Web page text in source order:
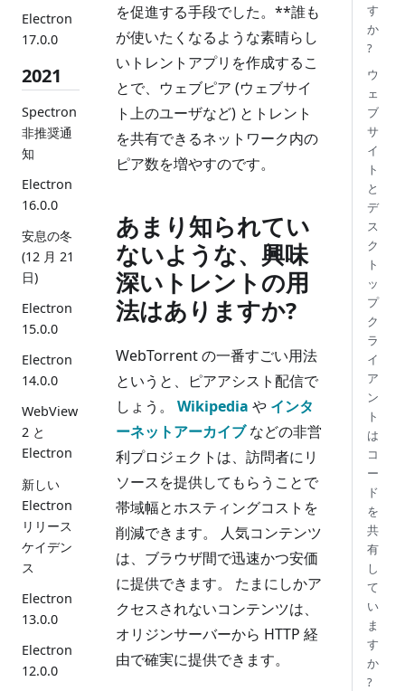
Electron
17.0.0
2021
Spectron
非推奨通
知
Electron
16.0.0
安息の冬
(12 月 21
日)
Electron
15.0.0
Electron
14.0.0
WebView
2 と
Electron
新しい
Electron
リリース
ケイデン
ス
Electron
13.0.0
Electron
12.0.0
を促進する手段でした。**誰も
が使いたくなるような素晴らし
いトレントアプリを作成するこ
とで、ウェブピア (ウェブサイ
ト上のユーザなど) とトレント
を共有できるネットワーク内の
ピア数を増やすのです。
あまり知られてい
ないような、興味
深いトレントの用
法はありますか?
WebTorrent の一番すごい用法
というと、ピアアシスト配信で
しょう。 Wikipedia や インタ
ーネットアーカイブなどの非営
利プロジェクトは、訪問者にリ
ソースを提供してもらうことで
帯域幅とホスティングコストを
削減できます。 人気コンテンツ
は、ブラウザ間で迅速かつ安価
に提供できます。 たまにしかア
クセスされないコンテンツは、
オリジンサーバーから HTTP 経
由で確実に提供できます。
す
か
?
ウ
ェ
ブ
サ
イ
ト
と
デ
ス
ク
ト
ッ
プ
ク
ラ
イ
ア
ン
ト
は
コ
ー
ド
を
共
有
し
て
い
ま
す
か
?